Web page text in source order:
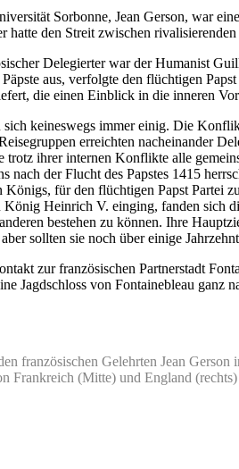
Sorbonne, Jean Gerson, war
hatte den Streit zwischen
Delegierter war der Humanist
aus, verfolgte den flüchtigen
die einen Einblick in die inneren
keineswegs immer einig. Die
erreichten nacheinander
trotz ihrer internen Konflikte alle
nach der Flucht des Papstes 1415
Königs, für den flüchtigen Papst
Heinrich V. einging, fanden sich
bestehen zu können. Ihre
sollten sie noch über einige
zur französischen Partnerstadt
Jagdschloss von Fontainebleau ganz
französischen Gelehrten Jean
Frankreich (Mitte) und England